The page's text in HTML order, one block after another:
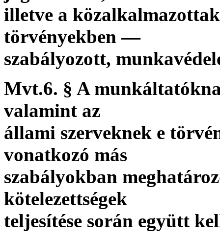
illetve a
törvényekben —
szabályozott,
Mvt.6. § A
valamint az
állami szerveknek e
vonatkozó más
szabályokban
kötelezettségek
teljesítése során együtt